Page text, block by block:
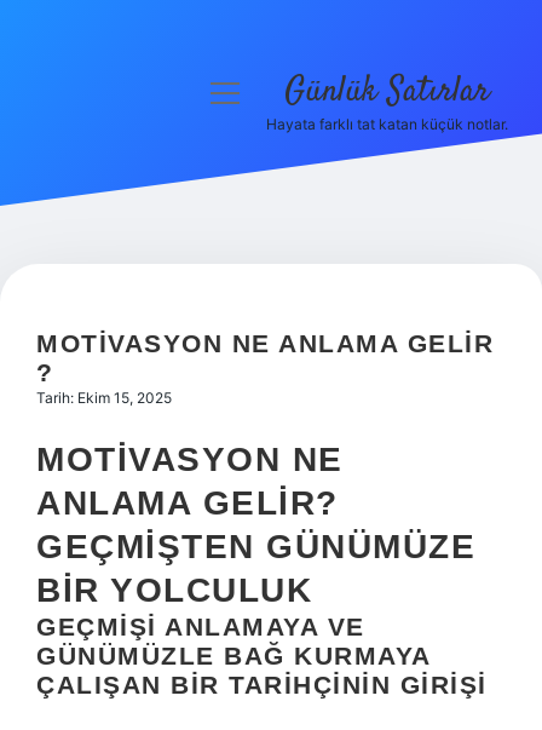
Hakkımızda
menüyü Günlük Satırlar
Hayata farklı tat katan küçük notlar.
MOTIVASYON NE ANLAMA GELIR
?
Tarih: Ekim 15, 2025
MOTIVASYON NE
ANLAMA GELIR?
GEÇMIŞTEN GÜNÜMÜZE
BIR YOLCULUK
GEÇMIŞI ANLAMAYA VE
GÜNÜMÜZLE BAĞ KURMAYA
ÇALIŞAN BIR TARIHÇININ GIRIŞI